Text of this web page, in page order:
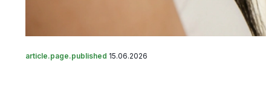
article.page.published 15.06.2026